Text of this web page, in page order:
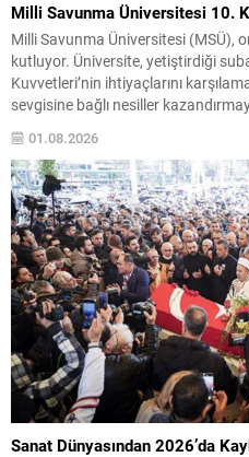
Milli Savunma Üniversitesi 10.
Milli Savunma Üniversitesi (MSÜ),
kutluyor. Üniversite, yetiştirdiği
Kuvvetleri’nin ihtiyaçlarını
sevgisine bağlı nesiller
paylaşılan özel video klipte
misyonuna vurgu yapıldı;
Mehmet’ten Gazi Mustafa Kemal...
01.08.2026
Sanat Dünyasından 2026’da